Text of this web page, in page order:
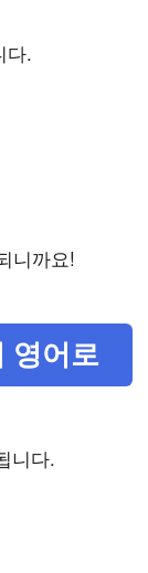
다.
니까요!
영어로
니다.